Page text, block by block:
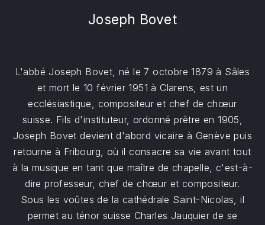
Joseph Bovet
L'abbé Joseph Bovet, né le 7 octobre 1879 à Sâles
et mort le 10 février 1951 à Clarens, est un
ecclésiastique, compositeur et chef de chœur
suisse. Fils d'instituteur, ordonné prêtre en 1905,
Joseph Bovet devient d'abord vicaire à Genève puis
retourne à Fribourg, où il consacre sa vie avant tout
à la musique en tant que maître de chapelle, c'est-à-
dire professeur, chef de chœur et compositeur.
Sous les voûtes de la cathédrale Saint-Nicolas, il
permet au ténor suisse Charles Jauquier de se